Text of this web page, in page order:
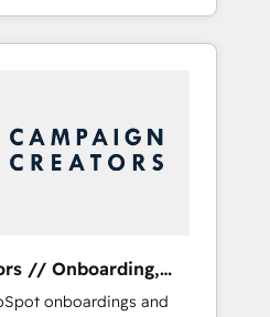
maximum adoption
investment. Use
journey, design
processes and skilfully
to life. Our
keeps you in control
organisations with
optimisation,
// Onboarding,
onboardings and